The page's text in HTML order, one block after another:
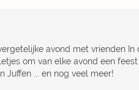
avond met vrienden In
om van elke avond een
Juffen ... en nog veel meer!